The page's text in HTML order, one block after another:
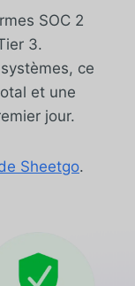
SOC 2
3.
ce
et une
jour.
Sheetgo.